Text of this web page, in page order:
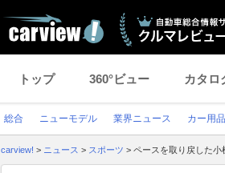
トップ 360°ビュー カタロ
総合 ニューモデル 業界ニュース カー用品
carview! > ニュース > スポーツ > ペースを取り戻した